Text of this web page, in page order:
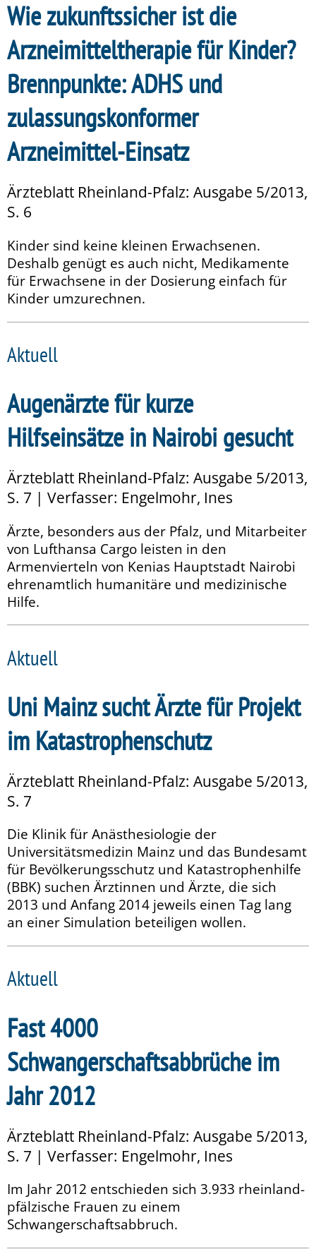
Wie zukunftssicher ist die
Arzneimitteltherapie für Kinder?
Brennpunkte: ADHS und
zulassungskonformer
Arzneimittel-Einsatz
Ärzteblatt Rheinland-Pfalz: Ausgabe 5/2013,
S. 6
Kinder sind keine kleinen Erwachsenen.
Deshalb genügt es auch nicht, Medikamente
für Erwachsene in der Dosierung einfach für
Kinder umzurechnen.
Aktuell
Augenärzte für kurze
Hilfseinsätze in Nairobi gesucht
Ärzteblatt Rheinland-Pfalz: Ausgabe 5/2013,
S. 7 | Verfasser: Engelmohr, Ines
Ärzte, besonders aus der Pfalz, und Mitarbeiter
von Lufthansa Cargo leisten in den
Armenvierteln von Kenias Hauptstadt Nairobi
ehrenamtlich humanitäre und medizinische
Hilfe.
Aktuell
Uni Mainz sucht Ärzte für Projekt
im Katastrophenschutz
Ärzteblatt Rheinland-Pfalz: Ausgabe 5/2013,
S. 7
Die Klinik für Anästhesiologie der
Universitätsmedizin Mainz und das Bundesamt
für Bevölkerungsschutz und Katastrophenhilfe
(BBK) suchen Ärztinnen und Ärzte, die sich
2013 und Anfang 2014 jeweils einen Tag lang
an einer Simulation beteiligen wollen.
Aktuell
Fast 4000
Schwangerschaftsabbrüche im
Jahr 2012
Ärzteblatt Rheinland-Pfalz: Ausgabe 5/2013,
S. 7 | Verfasser: Engelmohr, Ines
Im Jahr 2012 entschieden sich 3.933 rheinland-
pfälzische Frauen zu einem
Schwangerschaftsabbruch.